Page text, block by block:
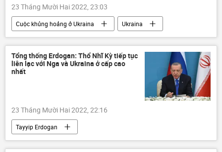
23 Tháng Mười Hai 2022, 23:03
Cuộc khủng hoảng ở Ukraina
Ukraina
Đức
viện trợ
viện trợ quân sự
Chiến dịch quân sự đặc biệt tại Ukraina
Tổng thống Erdogan: Thổ Nhĩ Kỳ tiếp tục
liên lạc với Nga và Ukraina ở cấp cao
nhất
23 Tháng Mười Hai 2022, 22:16
Tayyip Erdogan
Cuộc khủng hoảng ở Ukraina
Ukraina